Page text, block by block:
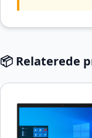
📦 Relaterede